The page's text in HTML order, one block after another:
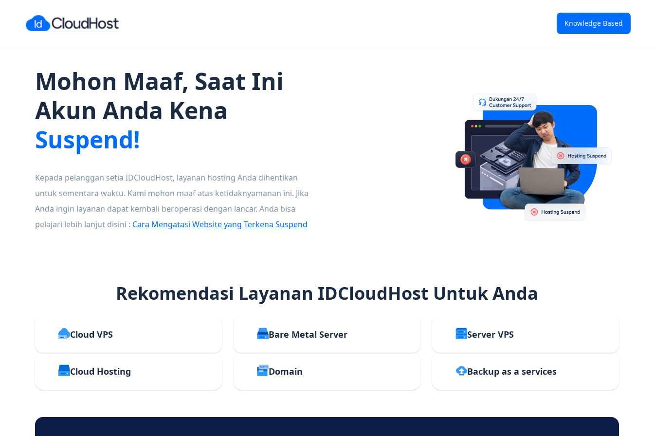
Knowledge Based
Mohon Maaf, Saat Ini
Akun Anda Kena
Suspend!
Kepada pelanggan setia IDCloudHost, layanan hosting Anda dihentikan
untuk sementara waktu. Kami mohon maaf atas ketidaknyamanan ini. Jika
Anda ingin layanan dapat kembali beroperasi dengan lancar. Anda bisa
pelajari lebih lanjut disini : Cara Mengatasi Website yang Terkena Suspend
Rekomendasi Layanan IDCloudHost Untuk Anda
Cloud VPS Bare Metal Server Server VPS
Cloud Hosting Domain Backup as a services